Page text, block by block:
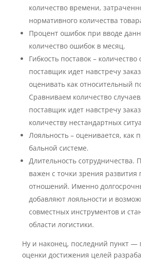
количество времени,
нормативного количества
Процент ошибок при вводе
количество ошибок в месяц.
Гибкость поставок – количество
поставщик идет навстречу
оценивать как относительный
Сравниваем количество
поставщик идет навстречу
количеству нестандартных
Лояльность – оценивается, как
бальной системе.
Длительность сотрудничества.
важен с точки зрения развития
отношений. Именно
добавляют лояльности и
совместных инструментов и
области логистики.
Ну и наконец, последний пункт —
оценки достижения целей